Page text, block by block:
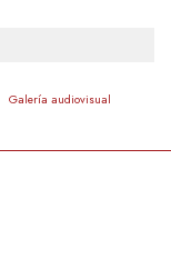
Galería audiovisual